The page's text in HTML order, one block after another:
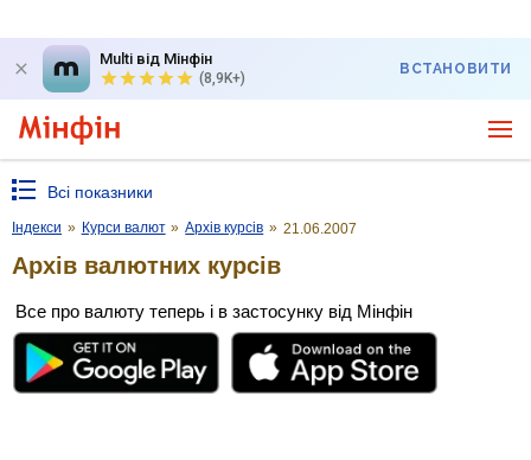
Multi від Мінфін
(8,9K+)
ВСТАНОВИТИ
Всі показники
Індекси » Курси валют » Архів курсів » 21.06.2007
Архів валютних курсів
Все про валюту теперь і в застосунку від Мінфін